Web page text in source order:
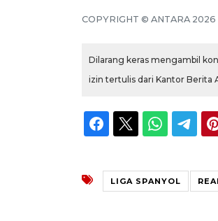
COPYRIGHT © ANTARA 2026
Dilarang keras mengambil
izin tertulis dari Kantor Berita
LIGA SPANYOL